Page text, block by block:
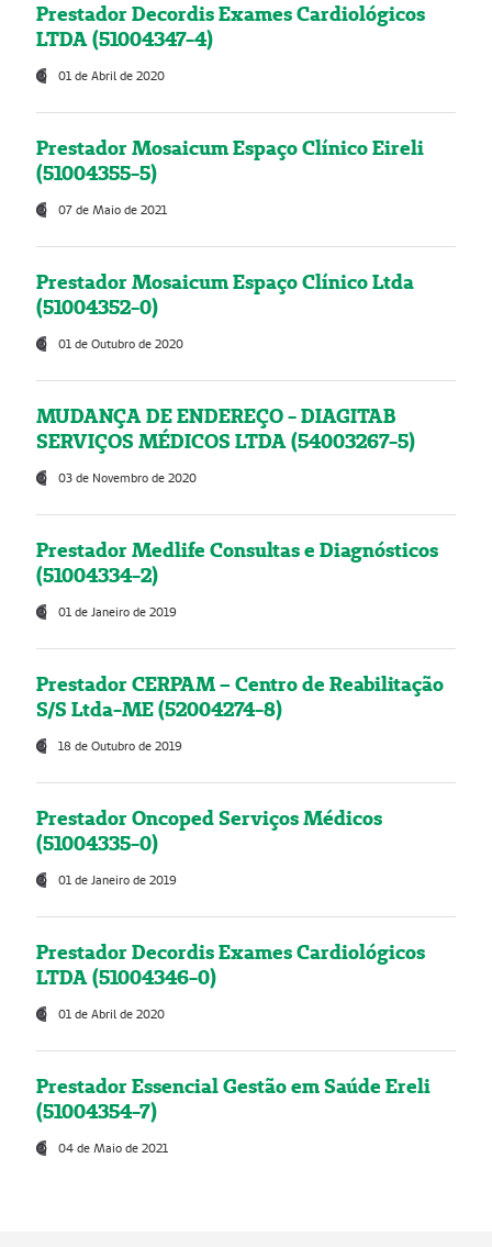
Prestador Decordis Exames Cardiológicos
LTDA (51004347-4)
01 de Abril de 2020
Prestador Mosaicum Espaço Clínico Eireli
(51004355-5)
07 de Maio de 2021
Prestador Mosaicum Espaço Clínico Ltda
(51004352-0)
01 de Outubro de 2020
MUDANÇA DE ENDEREÇO - DIAGITAB
SERVIÇOS MÉDICOS LTDA (54003267-5)
03 de Novembro de 2020
Prestador Medlife Consultas e Diagnósticos
(51004334-2)
01 de Janeiro de 2019
Prestador CERPAM – Centro de Reabilitação
S/S Ltda-ME (52004274-8)
18 de Outubro de 2019
Prestador Oncoped Serviços Médicos
(51004335-0)
01 de Janeiro de 2019
Prestador Decordis Exames Cardiológicos
LTDA (51004346-0)
01 de Abril de 2020
Prestador Essencial Gestão em Saúde Ereli
(51004354-7)
04 de Maio de 2021